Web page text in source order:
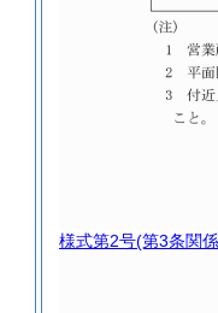
様式第2号(第3条関